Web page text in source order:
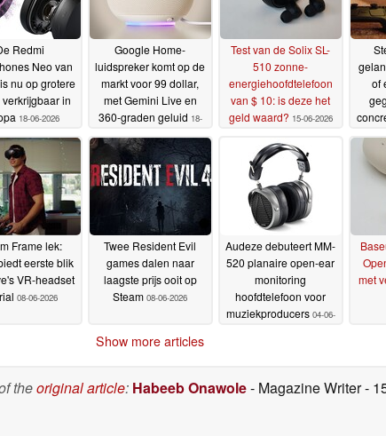
Redmi
Neo van
nu op grotere
in
18-06-2026
Google Home-
luidspreker komt op de
markt voor 99 dollar,
met Gemini Live en
360-graden geluid 18-
06-2026
Test van de Solix SL-
510 zonne-
energiehoofdtelefoon
van $ 10: is deze het
geld waard? 15-06-2026
of
Frame lek:
eerste blik
VR-headset
08-06-2026
Twee Resident Evil
games dalen naar
laagste prijs ooit op
Steam 08-06-2026
Audeze debuteert MM-
520 planaire open-ear
monitoring
hoofdtelefoon voor
muziekproducers 04-06-
met
Show more articles
theoriginal article: Habeeb Onawole- Magazine Writer-